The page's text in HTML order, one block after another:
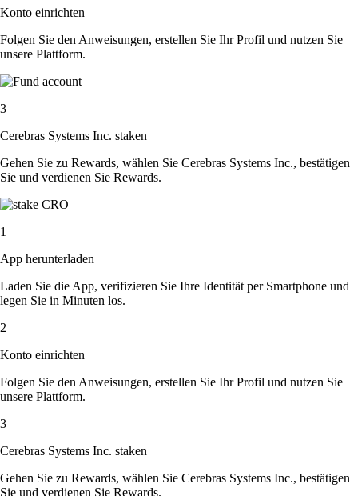
Konto einrichten
Folgen Sie den Anweisungen, erstellen Sie Ihr Profil und nutzen Sie
unsere Plattform.
3
Cerebras Systems Inc. staken
Gehen Sie zu Rewards, wählen Sie Cerebras Systems Inc., bestätigen
Sie und verdienen Sie Rewards.
1
App herunterladen
Laden Sie die App, verifizieren Sie Ihre Identität per Smartphone und
legen Sie in Minuten los.
2
Konto einrichten
Folgen Sie den Anweisungen, erstellen Sie Ihr Profil und nutzen Sie
unsere Plattform.
3
Cerebras Systems Inc. staken
Gehen Sie zu Rewards, wählen Sie Cerebras Systems Inc., bestätigen
Sie und verdienen Sie Rewards.